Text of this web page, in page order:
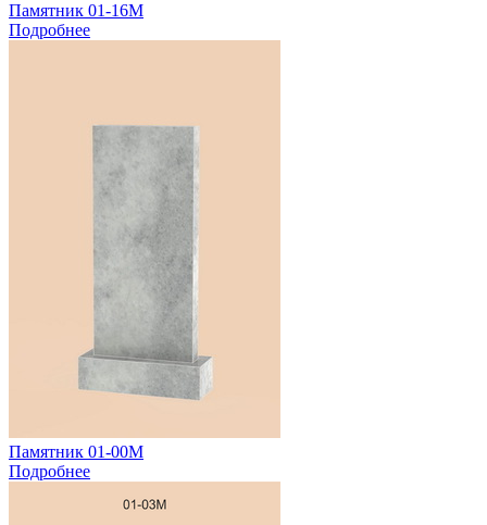
Памятник 01-16М
Подробнее
Памятник 01-00М
Подробнее